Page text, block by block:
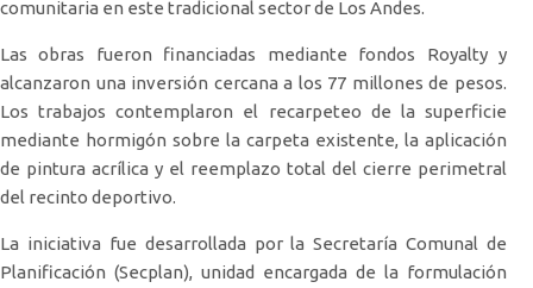
comunitaria en este tradicional sector de Los Andes.
Las obras fueron financiadas mediante fondos Royalty y
alcanzaron una inversión cercana a los 77 millones de pesos.
Los trabajos contemplaron el recarpeteo de la superficie
mediante hormigón sobre la carpeta existente, la aplicación
de pintura acrílica y el reemplazo total del cierre perimetral
del recinto deportivo.
La iniciativa fue desarrollada por la Secretaría Comunal de
Planificación (Secplan), unidad encargada de la formulación